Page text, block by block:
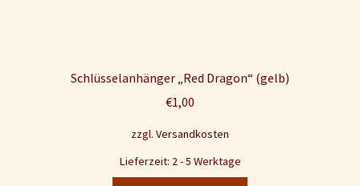
Schlüsselanhänger „Red Dragon“ (gelb)
€1,00
zzgl. Versandkosten
Lieferzeit: 2 - 5 Werktage